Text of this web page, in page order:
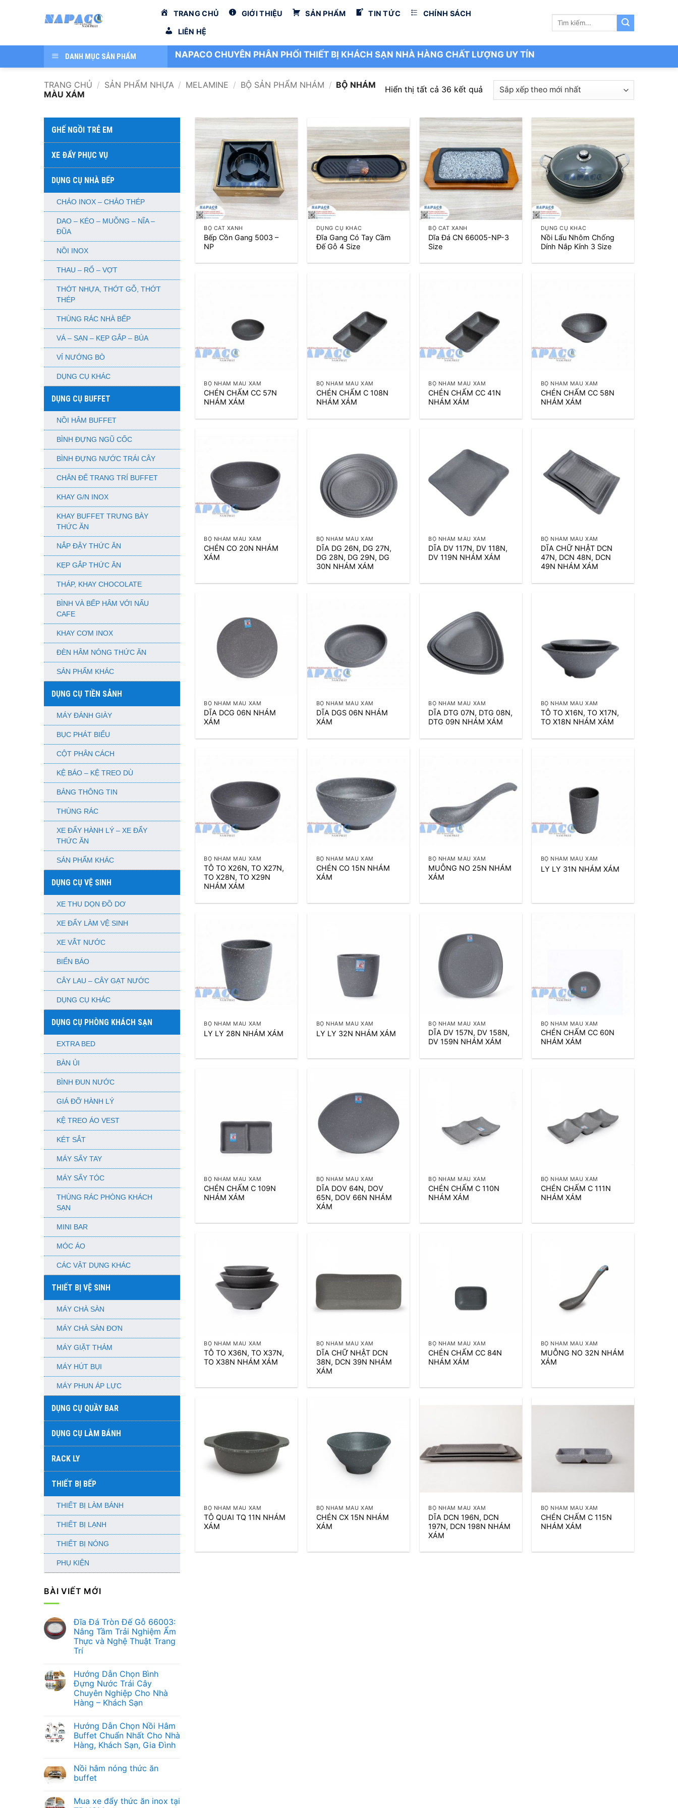
dung
TRANG CHỦ GIỚI THIỆU SẢN PHẨM TIN TỨC CHÍNH SÁCH
LIÊN HỆ
Tìm
DANH MỤC SẢN PHẨM NAPACO CHUYÊN PHÂN PHỐI THIẾT BỊ KHÁCH SẠN NHÀ HÀNG CHẤT LƯỢNG UY TÍN
TRANG CHỦ / SẢN PHẨM NHỰA / MELAMINE / BỘ SẢN PHẨM NHÁM / BỘ NHÁM
MÀU XÁM
Hiển thị tất cả 36 kết quảĐã
sắp
theo
mới
nhất
GHẾ NGỒI TRẺ EM
XE ĐẨY PHỤC VỤ
DỤNG CỤ NHÀ BẾP
CHẢO INOX – CHẢO THÉP
DAO – KÉO – MUỖNG – NĨA –
ĐŨA
NỒI INOX
THAU – RỔ – VỢT
THỚT NHỰA, THỚT GỖ, THỚT
THÉP
THÙNG RÁC NHÀ BẾP
VÁ – SẠN – KẸP GẮP – BÚA
VỈ NƯỚNG BÒ
DỤNG CỤ KHÁC
DỤNG CỤ BUFFET
NỒI HÂM BUFFET
BÌNH ĐỰNG NGŨ CỐC
BÌNH ĐỰNG NƯỚC TRÁI CÂY
CHÂN ĐẾ TRANG TRÍ BUFFET
KHAY G/N INOX
KHAY BUFFET TRƯNG BÀY
THỨC ĂN
NẮP ĐẬY THỨC ĂN
KẸP GẮP THỨC ĂN
THÁP, KHAY CHOCOLATE
BÌNH VÀ BẾP HÂM VỚI NẤU
CAFE
KHAY CƠM INOX
ĐÈN HÂM NÓNG THỨC ĂN
SẢN PHẨM KHÁC
DỤNG CỤ TIỀN SẢNH
MÁY ĐÁNH GIÀY
BỤC PHÁT BIỂU
CỘT PHÂN CÁCH
KỆ BÁO – KỆ TREO DÙ
BẢNG THÔNG TIN
THÙNG RÁC
XE ĐẨY HÀNH LÝ – XE ĐẨY
THỨC ĂN
SẢN PHẨM KHÁC
DỤNG CỤ VỆ SINH
XE THU DỌN ĐỒ DƠ
XE ĐẨY LÀM VỆ SINH
XE VẮT NƯỚC
BIỂN BÁO
CÂY LAU – CÂY GẠT NƯỚC
DỤNG CỤ KHÁC
DỤNG CỤ PHÒNG KHÁCH SẠN
EXTRA BED
BÀN ỦI
BÌNH ĐUN NƯỚC
GIÁ ĐỠ HÀNH LÝ
KỆ TREO ÁO VEST
KÉT SẮT
MÁY SẤY TAY
MÁY SẤY TÓC
THÙNG RÁC PHÒNG KHÁCH
SẠN
MINI BAR
MÓC ÁO
CÁC VẬT DỤNG KHÁC
THIẾT BỊ VỆ SINH
MÁY CHÀ SÀN
MÁY CHÀ SÀN ĐƠN
MÁY GIẶT THẢM
MÁY HÚT BỤI
MÁY PHUN ÁP LỰC
DỤNG CỤ QUẦY BAR
DỤNG CỤ LÀM BÁNH
RACK LY
THIẾT BỊ BẾP
THIẾT BỊ LÀM BÁNH
THIẾT BỊ LẠNH
THIẾT BỊ NÓNG
PHỤ KIỆN
BÀI VIẾT MỚI
Đĩa Đá Tròn Đế Gỗ 66003:
Nâng Tầm Trải Nghiệm Ẩm
Thực và Nghệ Thuật Trang
Trí
bình
luận
ở
Đĩa
Đá
Tròn
66003:
Nâng
Tầm
Trải
Thực
và
Nghệ
Trí
Hướng Dẫn Chọn Bình
Đựng Nước Trái Cây
Chuyên Nghiệp Cho Nhà
Hàng – Khách Sạn
bình
luận
ở
Hướng
Bình
Đựng
Nước
Chuyên
Nghiệp
Hướng Dẫn Chọn Nồi Hâm
Buffet Chuẩn Nhất Cho Nhà
Hàng, Khách Sạn, Gia Đình
bình
luận
ở
Chọn
Nồi hâm nóng thức ăn
buffet
bình
Mua xe đẩy thức ăn inox tại
+
BỘ CÁT XANH
Bếp Cồn Gang 5003 –
NP
+
DỤNG CỤ KHÁC
Đĩa Gang Có Tay Cầm
Đế Gỗ 4 Size
+
BỘ CÁT XANH
Dĩa Đá CN 66005-NP-3
Size
+
DỤNG CỤ KHÁC
Nồi Lẩu Nhôm Chống
Dính Nắp Kính 3 Size
BỘ NHÁM MÀU XÁM
CHÉN CHẤM CC 57N
NHÁM XÁM
BỘ NHÁM MÀU XÁM
CHÉN CHẤM C 108N
NHÁM XÁM
BỘ NHÁM MÀU XÁM
CHÉN CHẤM CC 41N
NHÁM XÁM
BỘ NHÁM MÀU XÁM
CHÉN CHẤM CC 58N
NHÁM XÁM
BỘ NHÁM MÀU XÁM
CHÉN CO 20N NHÁM
XÁM
BỘ NHÁM MÀU XÁM
DĨA DG 26N, DG 27N,
DG 28N, DG 29N, DG
30N NHÁM XÁM
BỘ NHÁM MÀU XÁM
DĨA DV 117N, DV 118N,
DV 119N NHÁM XÁM
BỘ NHÁM MÀU XÁM
DĨA CHỮ NHẬT DCN
47N, DCN 48N, DCN
49N NHÁM XÁM
BỘ NHÁM MÀU XÁM
DĨA DCG 06N NHÁM
XÁM
BỘ NHÁM MÀU XÁM
DĨA DGS 06N NHÁM
XÁM
BỘ NHÁM MÀU XÁM
DĨA DTG 07N, DTG 08N,
DTG 09N NHÁM XÁM
BỘ NHÁM MÀU XÁM
TÔ TO X16N, TO X17N,
TO X18N NHÁM XÁM
BỘ NHÁM MÀU XÁM
TÔ TO X26N, TO X27N,
TO X28N, TO X29N
NHÁM XÁM
BỘ NHÁM MÀU XÁM
CHÉN CO 15N NHÁM
XÁM
BỘ NHÁM MÀU XÁM
MUỖNG NO 25N NHÁM
XÁM
BỘ NHÁM MÀU XÁM
LY LY 31N NHÁM XÁM
BỘ NHÁM MÀU XÁM
LY LY 28N NHÁM XÁM
BỘ NHÁM MÀU XÁM
LY LY 32N NHÁM XÁM
BỘ NHÁM MÀU XÁM
DĨA DV 157N, DV 158N,
DV 159N NHÁM XÁM
BỘ NHÁM MÀU XÁM
CHÉN CHẤM CC 60N
NHÁM XÁM
BỘ NHÁM MÀU XÁM
CHÉN CHẤM C 109N
NHÁM XÁM
BỘ NHÁM MÀU XÁM
DĨA DOV 64N, DOV
65N, DOV 66N NHÁM
XÁM
BỘ NHÁM MÀU XÁM
CHÉN CHẤM C 110N
NHÁM XÁM
BỘ NHÁM MÀU XÁM
CHÉN CHẤM C 111N
NHÁM XÁM
BỘ NHÁM MÀU XÁM
TÔ TO X36N, TO X37N,
TO X38N NHÁM XÁM
BỘ NHÁM MÀU XÁM
DĨA CHỮ NHẬT DCN
38N, DCN 39N NHÁM
XÁM
BỘ NHÁM MÀU XÁM
CHÉN CHẤM CC 84N
NHÁM XÁM
BỘ NHÁM MÀU XÁM
MUỖNG NO 32N NHÁM
XÁM
BỘ NHÁM MÀU XÁM
TÔ QUAI TQ 11N NHÁM
XÁM
BỘ NHÁM MÀU XÁM
CHÉN CX 15N NHÁM
XÁM
BỘ NHÁM MÀU XÁM
DĨA DCN 196N, DCN
197N, DCN 198N NHÁM
XÁM
BỘ NHÁM MÀU XÁM
CHÉN CHẤM C 115N
NHÁM XÁM